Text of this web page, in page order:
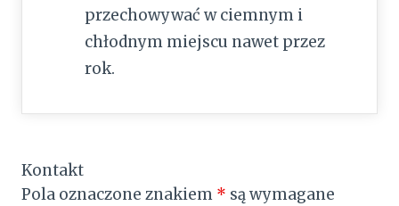
przechowywać w ciemnym i
chłodnym miejscu nawet przez
rok.
Kontakt
Pola oznaczone znakiem * są wymagane